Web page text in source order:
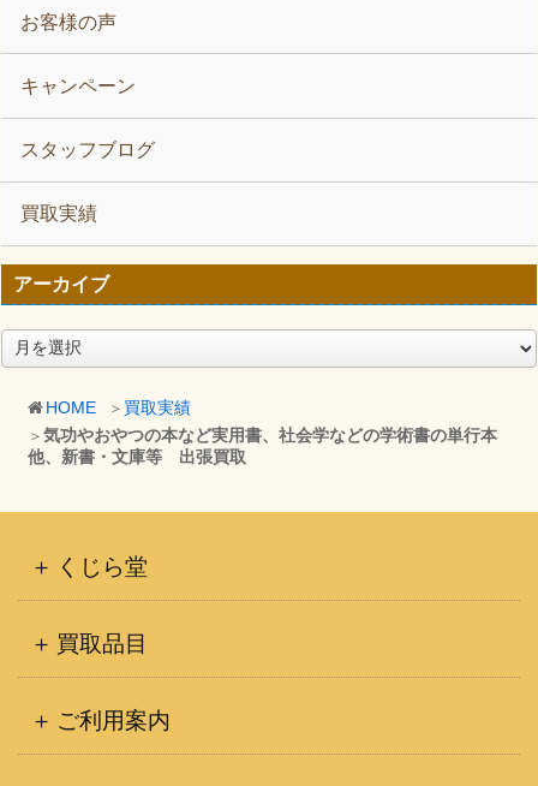
HOME
買取実績
気功やおやつの本など実用書、社会学などの学術書の単行本
他、新書・文庫等 出張買取
お客様の声
キャンペーン
スタッフブログ
買取実績
アーカイブ
ア
ー
くじら堂
買取品目
ご利用案内